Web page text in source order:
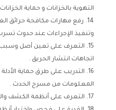
التهوية بالخزانات و حماية
رفع مهارات مكافحة حرائق
وتنفيذ الإجراءات عند حدوث
التعرف على تعين أصل وسبب
اتجاهات انتشار الحريق .
التدريب على طرق حماية
المعلومات من مسرح الحدث .
التعرف على أنظمة الكشف